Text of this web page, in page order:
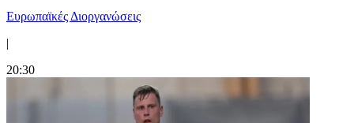
Ευρωπαϊκές Διοργανώσεις
|
20:30